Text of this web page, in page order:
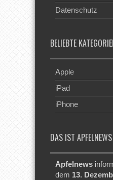
Datenschutz
BELIEBTE
Apple
iPad
iPhone
DAS IST APFELNEWS
Apfelnews
dem 13.